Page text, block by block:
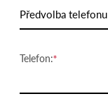
Předvolba telefonu
Telefon: